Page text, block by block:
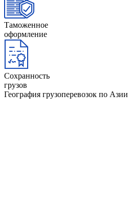
Таможенное
оформление
Сохранность
грузов
География грузоперевозок по Азии